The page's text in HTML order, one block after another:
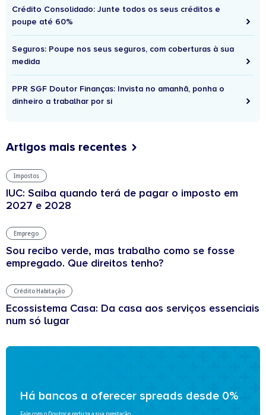
Crédito Consolidado: Junte todos os seus créditos e
poupe até 60%
Seguros: Poupe nos seus seguros, com coberturas à sua
medida
PPR SGF Doutor Finanças: Invista no amanhã, ponha o
dinheiro a trabalhar por si
Artigos mais recentes
Impostos
IUC: Saiba quando terá de pagar o imposto em
2027 e 2028
Emprego
Sou recibo verde, mas trabalho como se fosse
empregado. Que direitos tenho?
Crédito Habitação
Ecossistema Casa: Da casa aos serviços essenciais
num só lugar
Há bancos a oferecer spreads desde 0%